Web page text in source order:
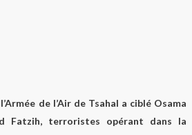
de l’Air de Tsahal a ciblé O​sama
Fatzih, terroristes opérant dans la